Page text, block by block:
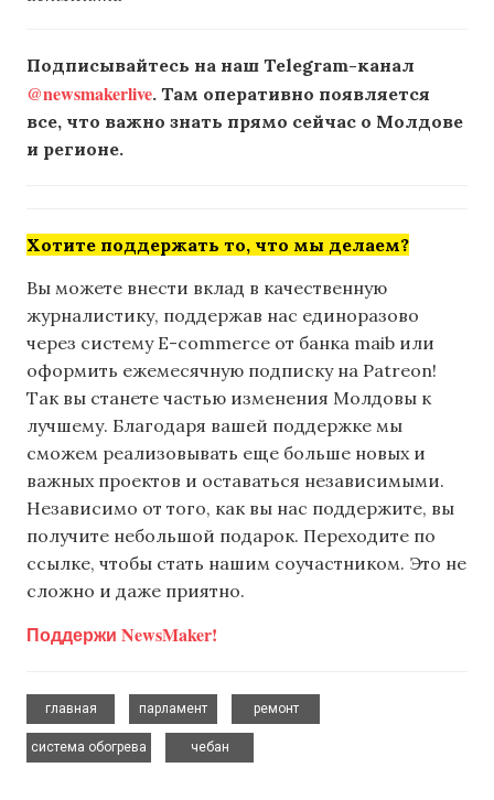
Подписывайтесь на наш Telegram-канал
@newsmakerlive. Там оперативно появляется
все, что важно знать прямо сейчас о Молдове
и регионе.
Хотите поддержать то, что мы делаем?
Вы можете внести вклад в качественную
журналистику, поддержав нас единоразово
через систему E-commerce от банка maib или
оформить ежемесячную подписку на Patreon!
Так вы станете частью изменения Молдовы к
лучшему. Благодаря вашей поддержке мы
сможем реализовывать еще больше новых и
важных проектов и оставаться независимыми.
Независимо от того, как вы нас поддержите, вы
получите небольшой подарок. Переходите по
ссылке, чтобы стать нашим соучастником. Это не
сложно и даже приятно.
Поддержи NewsMaker!
главная
парламент
ремонт
система обогрева
чебан